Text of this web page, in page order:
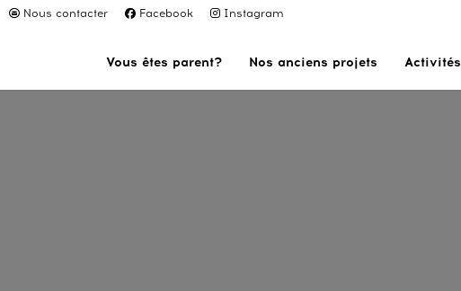
Nous contacter Facebook Instagram
Vous êtes parent? Nos anciens projets Activités